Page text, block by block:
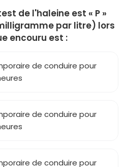
de l'haleine est « P »
par litre) lors
encouru est :
de conduire pour
de conduire pour
de conduire pour